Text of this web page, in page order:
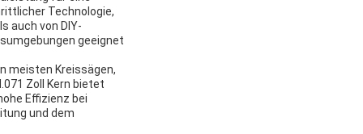
Technologie,
auch von DIY-
geeignet
meisten Kreissägen,
Zoll Kern bietet
Effizienz bei
und dem